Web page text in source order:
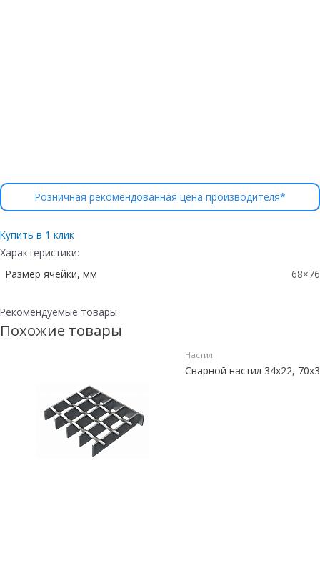
Розничная рекомендованная цена производителя*
Купить в 1 клик
Характеристики:
Размер ячейки, мм
68×76
Рекомендуемые товары
Похожие товары
Настил
Сварной настил 34х22, 70х3